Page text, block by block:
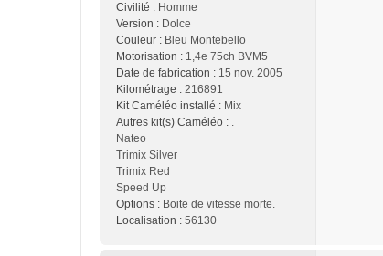
Civilité : Homme
Version : Dolce
Couleur : Bleu Montebello
Motorisation : 1,4e 75ch BVM5
Date de fabrication : 15 nov. 2005
Kilométrage : 216891
Kit Caméléo installé : Mix
Autres kit(s) Caméléo : .
Nateo
Trimix Silver
Trimix Red
Speed Up
Options : Boite de vitesse morte.
Localisation : 56130